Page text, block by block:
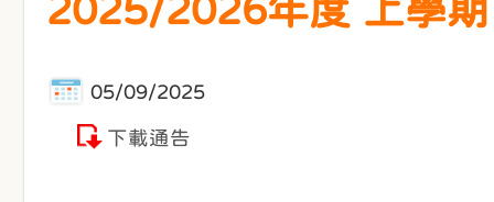
2025/2026年度 上學
05/09/2025
下載通告